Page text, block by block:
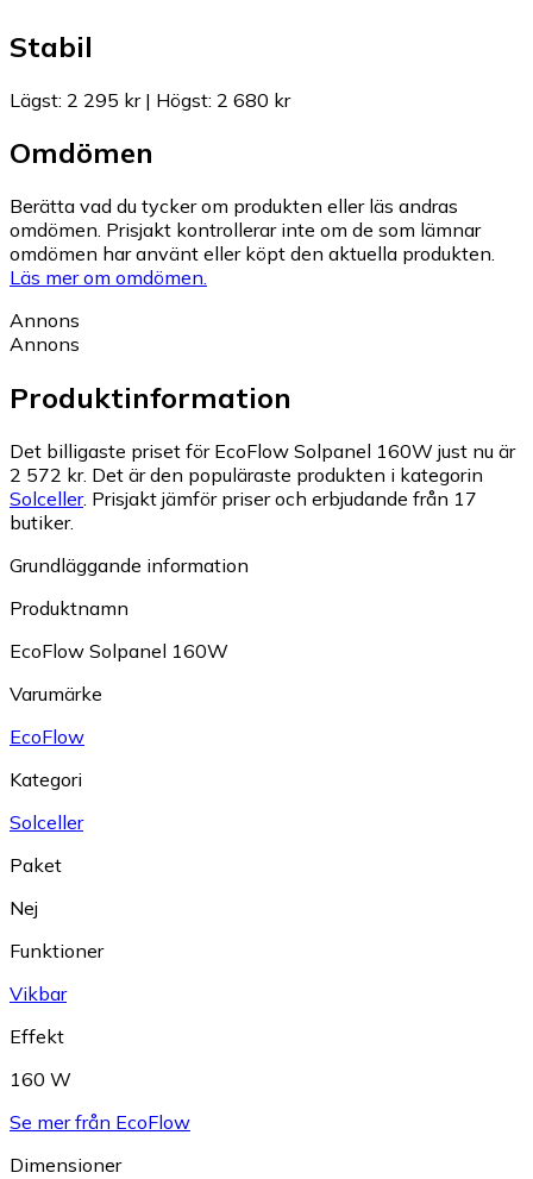
Stabil
Lägst: 2 295 kr| Högst: 2 680 kr
Omdömen
Berätta vad du tycker om produkten eller läs andras
omdömen. Prisjakt kontrollerar inte om de som lämnar
omdömen har använt eller köpt den aktuella produkten.
Läs mer om omdömen.
Annons
Annons
Produktinformation
Det billigaste priset för EcoFlow Solpanel 160W just nu är
2 572 kr. Det är den populäraste produkten i kategorin
Solceller. Prisjakt jämför priser och erbjudande från 17
butiker.
Grundläggande information
Produktnamn
EcoFlow Solpanel 160W
Varumärke
EcoFlow
Kategori
Solceller
Paket
Nej
Funktioner
Vikbar
Effekt
160 W
Se mer från EcoFlow
Dimensioner